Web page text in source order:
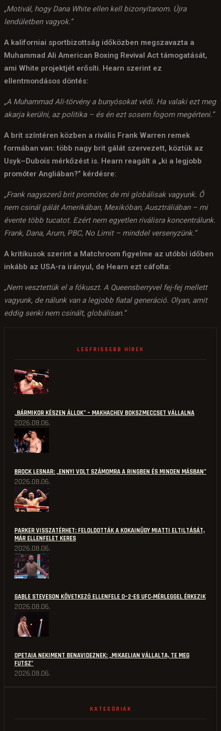
„Motivál, hogy Dana White ellen kell bizonyítanom. Újra
lendületben vagyok.”
A kaliforniai sportbizottság időközben megszavazta a
Muhammad Ali American Boxing Revival Act támogatását,
ami White projektjét erősíti. Hearn szerint ez
ellentmondásos döntés:
„A Muhammad Ali-törvény a bunyósokat védi. Ha valaki ezt meg
akarja kerülni, az politika – és én ezt sosem fogom megérteni.”
A brit színtéren közben a rivális Frank Warren remek
formában van: több nagy brit gálát szervezett, köztük az
Usyk–Dubois mérkőzést is. Hearn reagált a „ki a legjobb
promóter Angliában?” kérdésre:
„Frank nagyszerű brit promóter, de mi globálisak vagyunk. Ő
nem csinál gálát Amerikában, Mexikóban, Ausztráliában – mi
évente több tucatot. Ezért nem egyetlen riválisra koncentrálunk.
Frank, Dana, Arum, PBC, No Limit – minddel versenyzünk.”
A kritikusok szerint a Matchroom figyelme az utóbbi időben
inkább az USA-ra irányul, de Hearn ezt cáfolta:
„Nem vesztettük el a fókuszt. A Queensberryvel fej-fej mellett
vagyunk, de nálunk van a legjobb fiatal generáció. Olyan, amit
eddig senki nem csinált, globálisan.”
LEGFRISSEBB HÍREK
„BÁRMIKOR KÉSZEN ÁLLOK” – MAKHACHEV BOKSZMECCSET VÁLLALNA
2026.08.06.
BROCK LESNAR: „ENNYI VOLT SZÁMOMRA A RINGBEN ÉS MINDEN MÁSBAN”
2026.08.06.
PARKER VISSZATÉRHET: FELOLDOTTÁK A KOKAINÜGY MIATTI ELTILTÁSÁT,
MÁR ELLENFELET KERES
2026.08.06.
GABLE STEVESON KÖVETKEZŐ ELLENFELE 0–2-ES UFC‑MÉRLEGGEL ÉRKEZIK
2026.08.06.
OPETAIA NEKIMENT BENAVIDEZNEK: „MIKAELIAN VÁLLALTA, TE MEG
FUTSZ"
2026.08.06.
KATEGÓRIÁK